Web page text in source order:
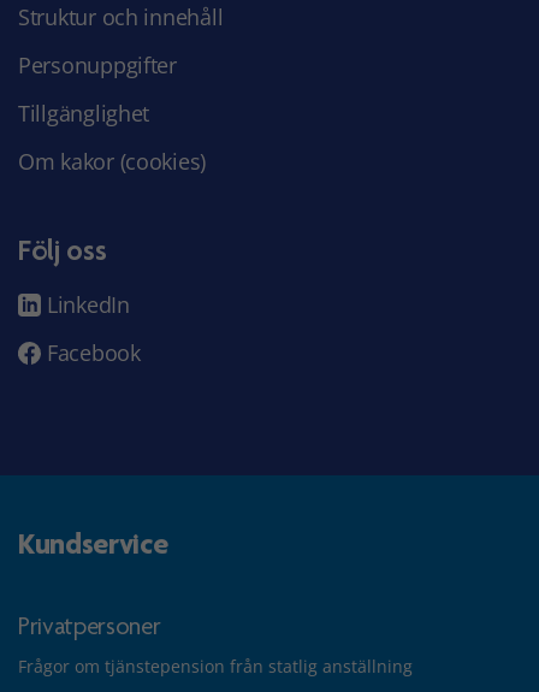
Struktur och innehåll
Personuppgifter
Tillgänglighet
Om kakor (cookies)
Följ oss
LinkedIn
Facebook
Kundservice
Privatpersoner
Frågor om tjänstepension från statlig anställning